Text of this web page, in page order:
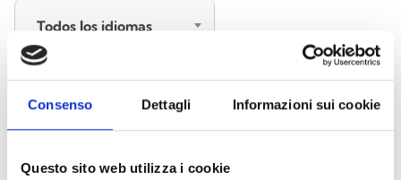
Consenso Dettagli Informazioni sui cookie
Questo sito web utilizza i cookie
Seleccionar todo
Todos los idiomas
BUSCAR
BORRAR FILTROS